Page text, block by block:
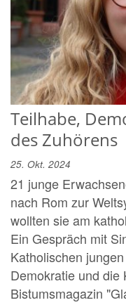
Teilhabe,
des Zuhörens
25. Okt. 2024
21 junge
nach Rom zur
wollten sie am
Ein Gespräch mit
Katholischen
Demokratie und die
Bistumsmagazin